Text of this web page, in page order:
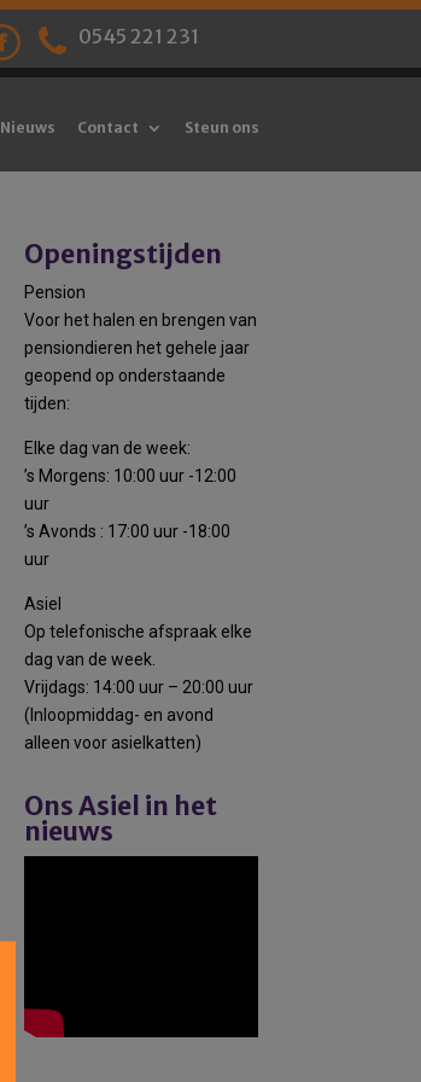
0545 221 231
Nieuws Contact Steun ons
Openingstijden
Pension
Voor het halen en brengen van
pensiondieren het gehele jaar
geopend op onderstaande
tijden:
Elke dag van de week:
’s Morgens: 10:00 uur -12:00
uur
’s Avonds : 17:00 uur -18:00
uur
Asiel
Op telefonische afspraak elke
dag van de week.
Vrijdags: 14:00 uur – 20:00 uur
(Inloopmiddag- en avond
alleen voor asielkatten)
Ons Asiel in het
nieuws